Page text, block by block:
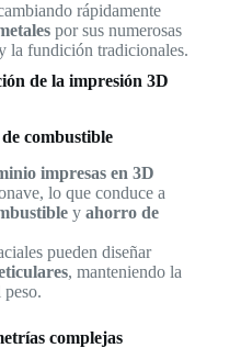
rápidamente
por sus numerosas
la fundición tradicionales.
de la impresión 3D
combustible
impresas en 3D
lo que conduce a
y ahorro de
pueden diseñar
, manteniendo la
complejas